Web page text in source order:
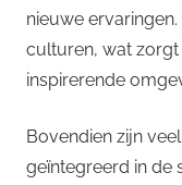
nieuwe
culturen, wat
inspirerende
Bovendien zijn
geïntegreerd in de